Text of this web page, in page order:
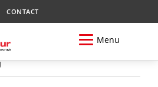
CONTACT
Menu